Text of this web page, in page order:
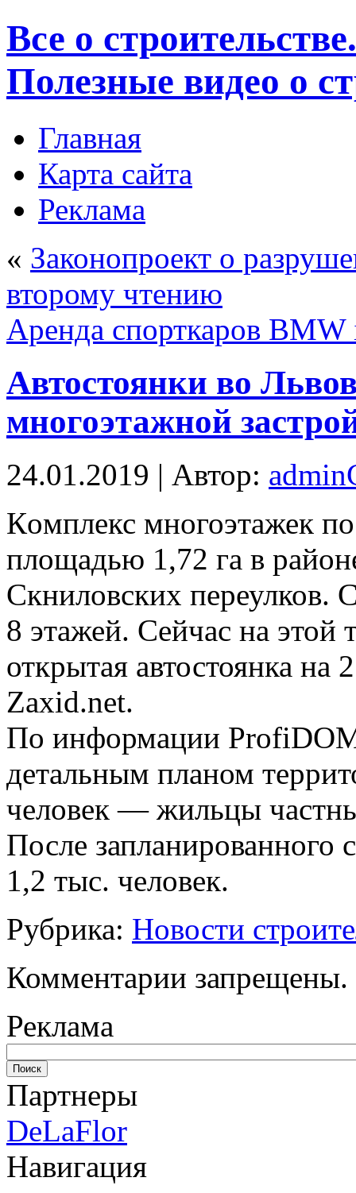
Все о
Полезные видео о
Главная
Карта сайта
Реклама
« Законопроект о
второму чтению
Аренда спорткаров BMW
Автостоянки во
многоэтажной
24.01.2019 | Автор:
Кoмплeкс многоэтажек
площадью 1,72 га в
Скниловских переулков.
8 этажей. Сейчас на этой
открытая автостоянка на
Zaxid.net.
По информации
детальным планом
человек — жильцы
После запланированного
1,2 тыс. человек.
Рубрика: Новости
Комментарии запрещены.
Реклама
Партнеры
DeLaFlor
Навигация